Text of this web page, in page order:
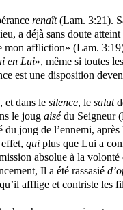
renaît(Lam. 3:21).
a déjà sans doute
mon affliction» (Lam.
en Lui», même si toutes
une disposition
, et dans le silence, le salut
le joug aisédu Seigneur
joug de l’ennemi,
quiplus que Lui a
absolue à la
Il a été rassasié
afflige et contriste les